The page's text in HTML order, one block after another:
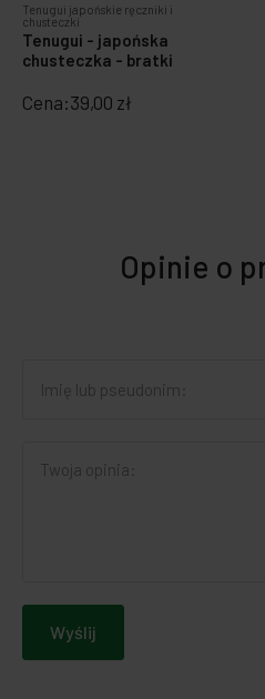
Tenugui japońskie ręczniki i
chusteczki
Tenugui - japońska
chusteczka - bratki
Cena:39,00 zł
Opinie o
Wyślij